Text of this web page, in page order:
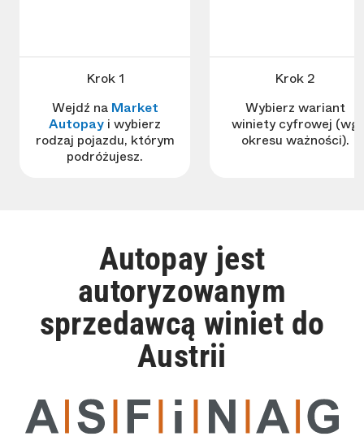
Krok 1
Wejdź na Market
Autopay i wybierz
rodzaj pojazdu, którym
podróżujesz.
Krok 2
Wybierz wariant
winiety cyfrowej (wg
okresu ważności).
Autopay jest
autoryzowanym
sprzedawcą winiet do
Austrii